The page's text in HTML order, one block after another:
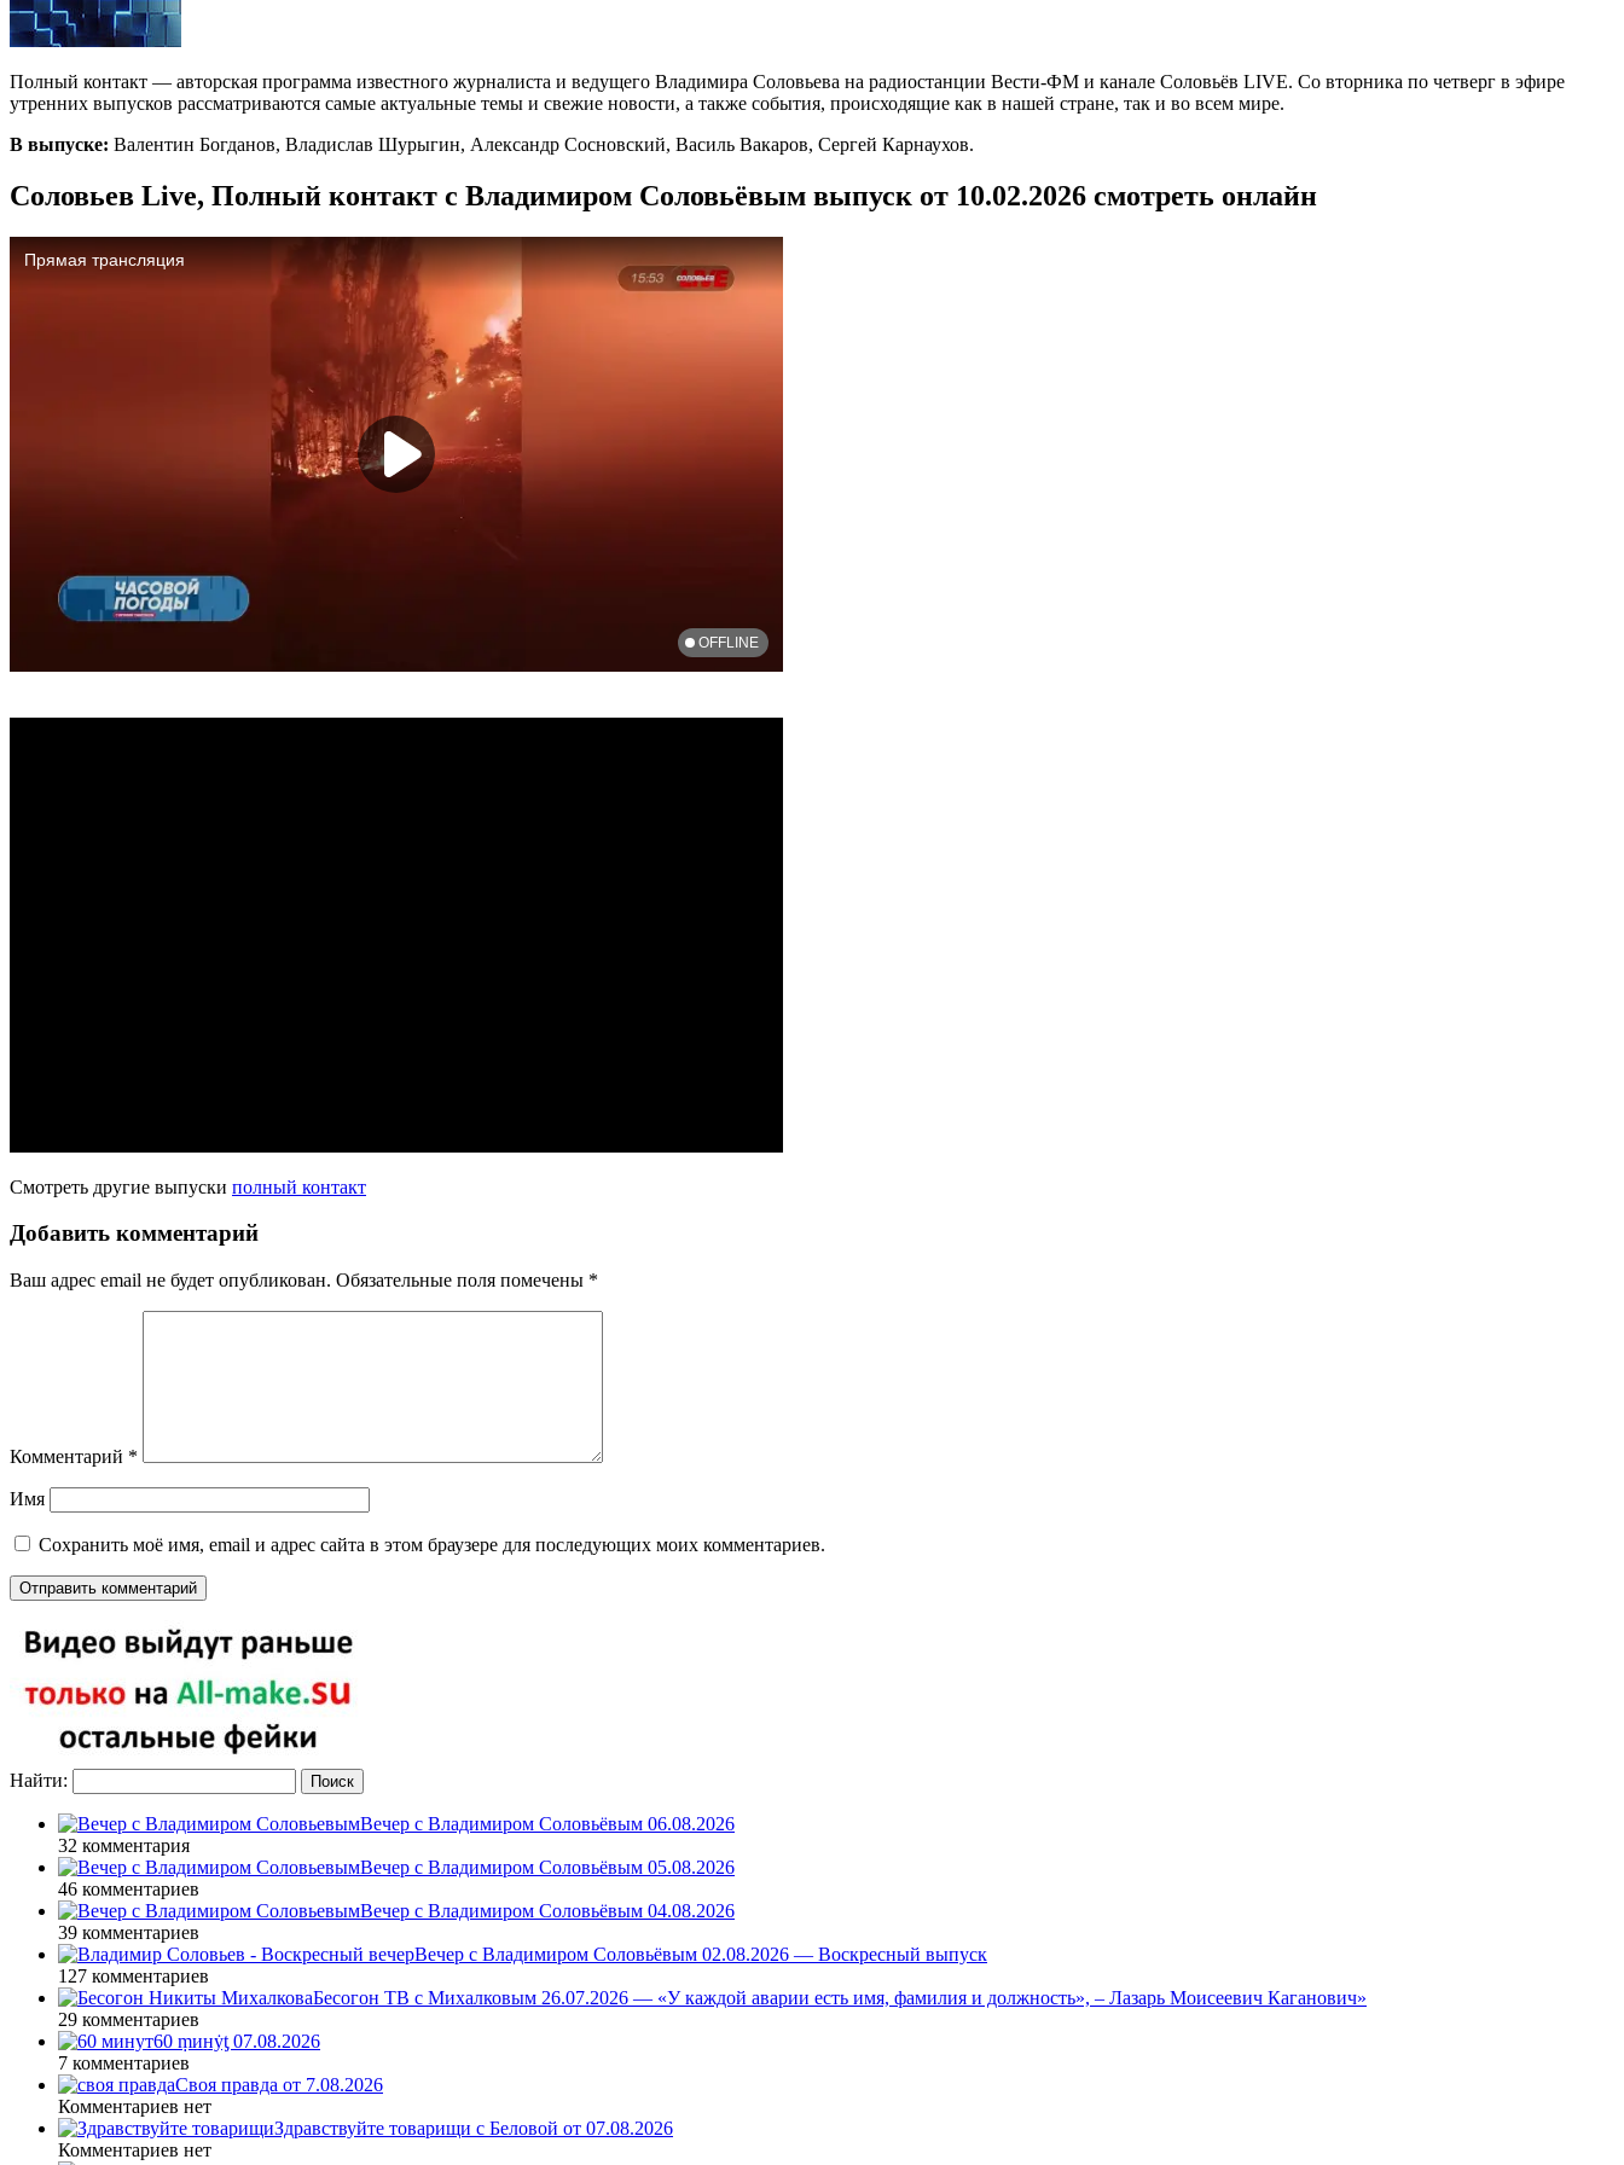
Полный контакт — авторская программа известного журналиста и ведущего Владимира Соловьева на радиостанции Вести-ФМ и канале Соловьёв LIVE. Со вторника по четверг в эфире
утренних выпусков рассматриваются самые актуальные темы и свежие новости, а также события, происходящие как в нашей стране, так и во всем мире.
В выпуске: Валентин Богданов, Владислав Шурыгин, Александр Сосновский, Василь Вакаров, Сергей Карнаухов.
Соловьев Live, Полный контакт с Владимиром Соловьёвым выпуск от 10.02.2026 смотреть онлайн
Смотреть другие выпуски полный контакт
Добавить комментарий
Ваш адрес email не будет опубликован. Обязательные поля помечены *
Комментарий *
Имя
Сохранить моё имя, email и адрес сайта в этом браузере для последующих моих комментариев.
Найти:
Вечер с Владимиром Соловьёвым 06.08.2026
32 комментария
Вечер с Владимиром Соловьёвым 05.08.2026
46 комментариев
Вечер с Владимиром Соловьёвым 04.08.2026
39 комментариев
Вечер с Владимиром Соловьёвым 02.08.2026 — Воскресный выпуск
127 комментариев
Бесогон ТВ с Михалковым 26.07.2026 — «У каждой аварии есть имя, фамилия и должность», – Лазарь Моисеевич Каганович»
29 комментариев
60 ṃинẏƫ 07.08.2026
7 комментариев
Своя правда от 7.08.2026
Комментариев нет
Здравствуйте товарищи с Беловой от 07.08.2026
Комментариев нет